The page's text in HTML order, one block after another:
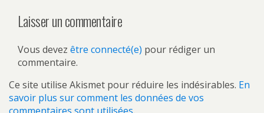
Laisser un commentaire
Vous devez être connecté(e) pour rédiger un
commentaire.
Ce site utilise Akismet pour réduire les indésirables. En
savoir plus sur comment les données de vos